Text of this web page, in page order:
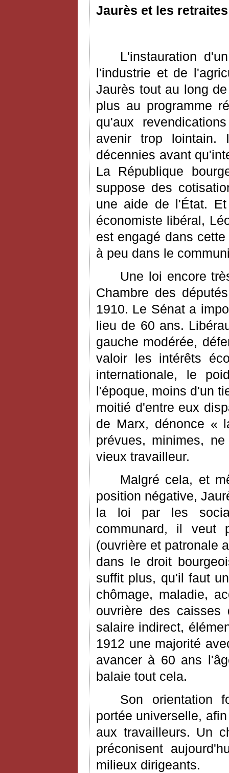
Jaurès et les
L'instauration
l'industrie et de
Jaurès tout au long
plus au programme
qu'aux
avenir trop lointain.
décennies avant
La République
suppose des
une aide de l'État.
économiste libéral,
est engagé dans
à peu dans le
Une loi encore
Chambre des
1910. Le Sénat a
lieu de 60 ans.
gauche modérée,
valoir les intérêts
internationale, le
l'époque, moins d'un
moitié d'entre eux
de Marx, dénonce «
prévues, minimes,
vieux travailleur.
Malgré cela, et
position négative,
la loi par les
communard, il veut
(ouvrière et patronale
dans le droit
suffit plus, qu'il faut
chômage, maladie,
ouvrière des caisses
salaire indirect,
1912 une majorité
avancer à 60 ans
balaie tout cela.
Son orientation
portée universelle,
aux travailleurs. Un
préconisent
milieux dirigeants.